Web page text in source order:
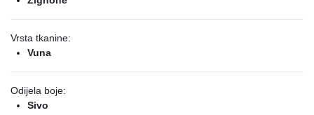
Vrsta tkanine:
Vuna
Odijela boje:
Sivo